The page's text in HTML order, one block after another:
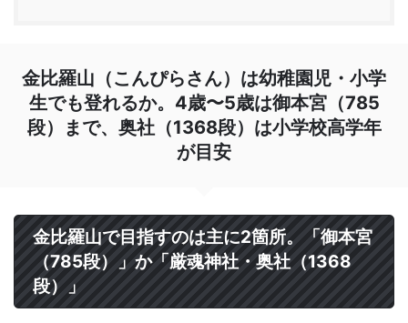
金比羅山（こんぴらさん）は幼稚園児・小学
生でも登れるか。4歳〜5歳は御本宮（785
段）まで、奥社（1368段）は小学校高学年
が目安
金比羅山で目指すのは主に2箇所。「御本宮
（785段）」か「厳魂神社・奥社（1368
段）」